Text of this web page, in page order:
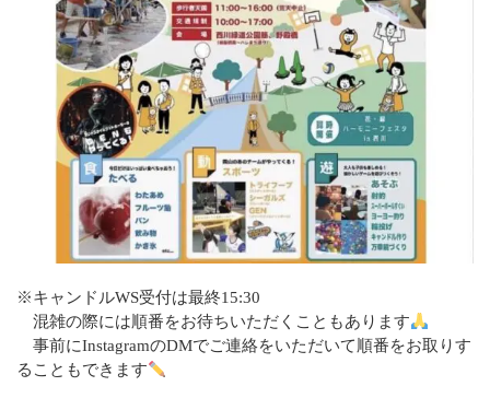
2022年2月
2022年1月
2021年11月
2021年9月
2021年8月
2021年7月
2021年5月
2020年9月
※キャンドルWS受付は最終15:30
混雑の際には順番をお待ちいただくこともあります
事前にInstagramのDMでご連絡をいただいて順番をお取りす
ることもできます